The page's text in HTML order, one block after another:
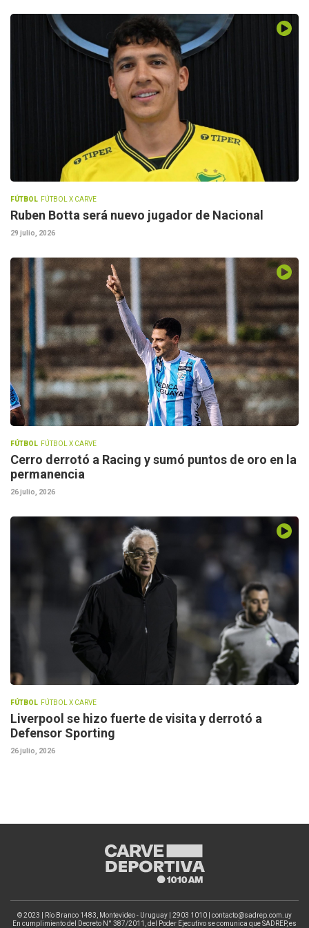
FÚTBOL FÚTBOL X CARVE
Ruben Botta será nuevo jugador de Nacional
29 julio, 2026
FÚTBOL FÚTBOL X CARVE
Cerro derrotó a Racing y sumó puntos de oro en la
permanencia
26 julio, 2026
FÚTBOL FÚTBOL X CARVE
Liverpool se hizo fuerte de visita y derrotó a
Defensor Sporting
26 julio, 2026
© 2023 | Río Branco 1483, Montevideo - Uruguay | 2903 1010 | contacto@sadrep.com.uy
En cumplimiento del Decreto N° 387/2011, del Poder Ejecutivo se comunica que SADREP, es